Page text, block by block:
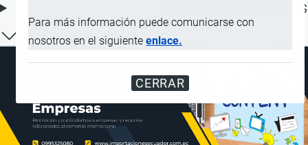
Para más información puede comunicarse con
nosotros en el siguienteenlace.
CERRAR
ÍNDICE DE CONTENIDOS